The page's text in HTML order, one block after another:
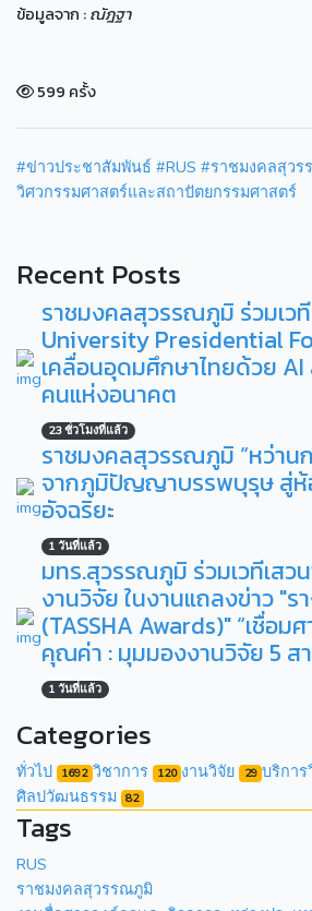
ข้อมูลจาก :ณัฎฐา
599 ครั้ง
#ข่าวประชาสัมพันธ์ #RUS #ราชมงคลสุวร
วิศวกรรมศาสตร์และสถาปัตยกรรมศาสตร์
Recent Posts
ราชมงคลสุวรรณภูมิ ร่วมเว
University Presidential
เคลื่อนอุดมศึกษาไทยด้วย
คนแห่งอนาคต
23 ชั่วโมงที่แล้ว
ราชมงคลสุวรรณภูมิ “หว่าน
จากภูมิปัญญาบรรพบุรุษ สู่ห้
อัจฉริยะ
1 วันที่แล้ว
มทร.สุวรรณภูมิ ร่วมเวทีเสว
งานวิจัย ในงานแถลงข่าว "ร
(TASSHA Awards)" “เชื่อม
คุณค่า : มุมมองงานวิจัย 5 ส
1 วันที่แล้ว
Categories
ทั่วไป 1692 วิชาการ 120 งานวิจัย 29 บริกา
ศิลปวัฒนธรรม 82
Tags
RUS
ราชมงคลสุวรรณภูมิ